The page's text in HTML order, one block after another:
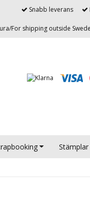
Snabb leverans
For shipping outside
Stämplar